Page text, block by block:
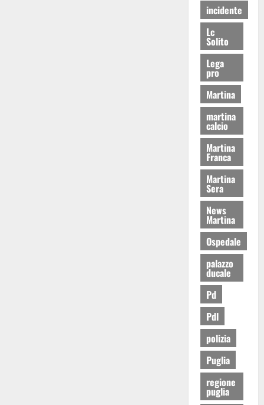
incidente
Lc
Solito
Lega
pro
Martina
martina
calcio
Martina
Franca
Martina
Sera
News
Martina
Ospedale
palazzo
ducale
Pd
Pdl
polizia
Puglia
regione
puglia